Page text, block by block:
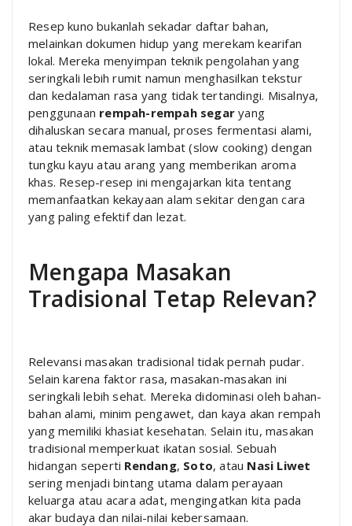
Resep kuno bukanlah sekadar daftar bahan,
melainkan dokumen hidup yang merekam kearifan
lokal. Mereka menyimpan teknik pengolahan yang
seringkali lebih rumit namun menghasilkan tekstur
dan kedalaman rasa yang tidak tertandingi. Misalnya,
penggunaan rempah-rempah segar yang
dihaluskan secara manual, proses fermentasi alami,
atau teknik memasak lambat (slow cooking) dengan
tungku kayu atau arang yang memberikan aroma
khas. Resep-resep ini mengajarkan kita tentang
memanfaatkan kekayaan alam sekitar dengan cara
yang paling efektif dan lezat.
Mengapa Masakan
Tradisional Tetap Relevan?
Relevansi masakan tradisional tidak pernah pudar.
Selain karena faktor rasa, masakan-masakan ini
seringkali lebih sehat. Mereka didominasi oleh bahan-
bahan alami, minim pengawet, dan kaya akan rempah
yang memiliki khasiat kesehatan. Selain itu, masakan
tradisional memperkuat ikatan sosial. Sebuah
hidangan seperti Rendang, Soto, atau Nasi Liwet
sering menjadi bintang utama dalam perayaan
keluarga atau acara adat, mengingatkan kita pada
akar budaya dan nilai-nilai kebersamaan.